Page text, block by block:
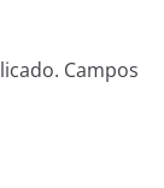
Campos